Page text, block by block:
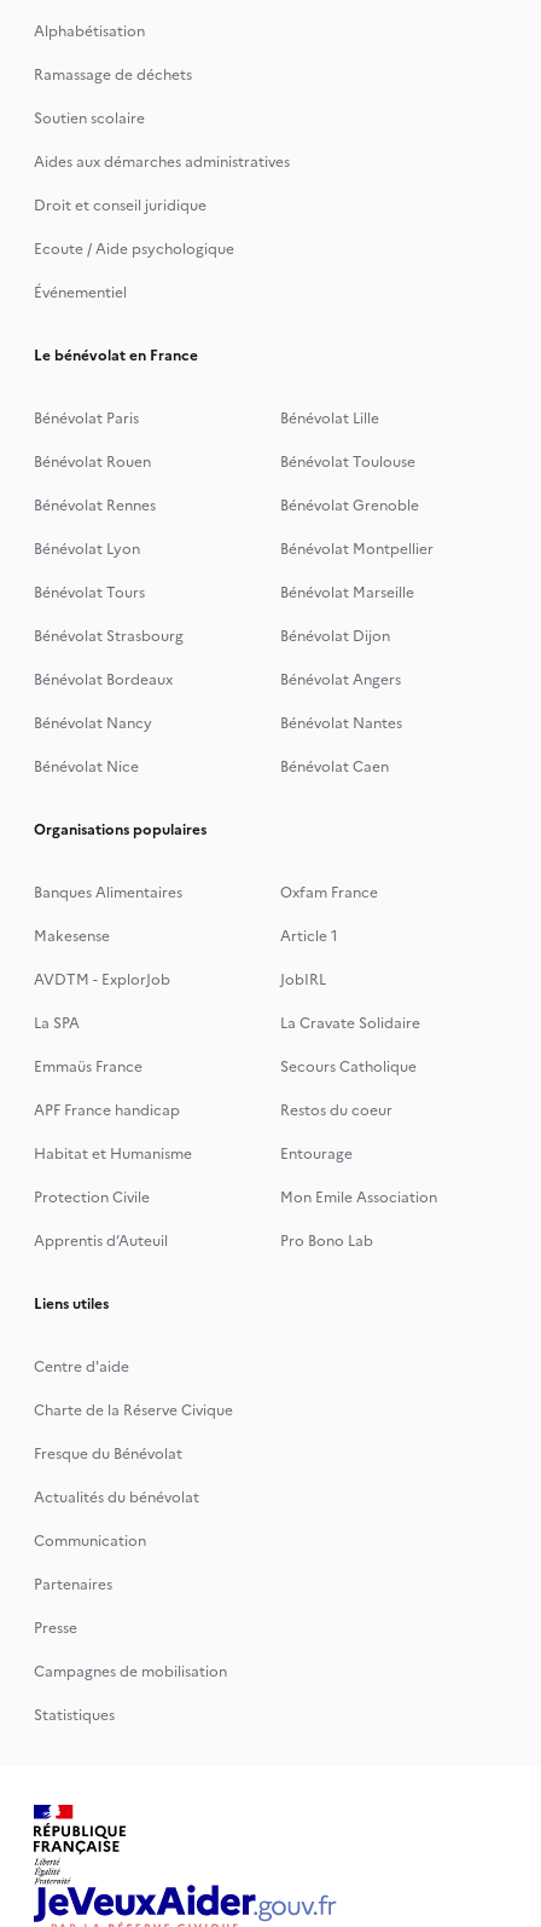
Alphabétisation
Ramassage de déchets
Soutien scolaire
Aides aux démarches administratives
Droit et conseil juridique
Ecoute / Aide psychologique
Événementiel
Le bénévolat en France
Bénévolat Paris
Bénévolat Lille
Bénévolat Rouen
Bénévolat Toulouse
Bénévolat Rennes
Bénévolat Grenoble
Bénévolat Lyon
Bénévolat Montpellier
Bénévolat Tours
Bénévolat Marseille
Bénévolat Strasbourg
Bénévolat Dijon
Bénévolat Bordeaux
Bénévolat Angers
Bénévolat Nancy
Bénévolat Nantes
Bénévolat Nice
Bénévolat Caen
Organisations populaires
Banques Alimentaires
Oxfam France
Makesense
Article 1
AVDTM - ExplorJob
JobIRL
La SPA
La Cravate Solidaire
Emmaüs France
Secours Catholique
APF France handicap
Restos du coeur
Habitat et Humanisme
Entourage
Protection Civile
Mon Emile Association
Apprentis d’Auteuil
Pro Bono Lab
Liens utiles
Centre d'aide
Charte de la Réserve Civique
Fresque du Bénévolat
Actualités du bénévolat
Communication
Partenaires
Presse
Campagnes de mobilisation
Statistiques